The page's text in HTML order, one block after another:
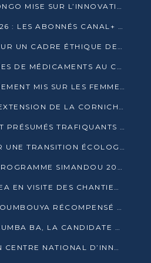
OSIANE 2026 : MTN CONGO MISE SUR L’INNOVATION POUR RELEVER LES DÉFIS AFRICAINS
COUPE DU MONDE 2026 : LES ABONNÉS CANAL+ AU CONGO DÉÇUS À QUELQUES JOURS DU COUP D’ENVOI
LE CONGO PLAIDE POUR UN CADRE ÉTHIQUE DE L’INTELLIGENCE ARTIFICIELLE À DAKAR
L’OMS REMET 25 TONNES DE MÉDICAMENTS AU CONGO POUR RENFORCER LA RIPOSTE AUX ÉPIDÉMIES
ZLECAF : LE GOUVERNEMENT MIS SUR LES FEMMES ENTREPRENEURES
LA BADEA FINANCE L’EXTENSION DE LA CORNICHE SUD DE BRAZZAVILLE
CUVETTE-OUEST : SEPT PRÉSUMÉS TRAFIQUANTS DE FAUNE INTERPELLÉS À EWO ET KELLÉ
LA SNPC PLAIDE POUR UNE TRANSITION ÉCOLOGIQUE PROGRESSIVE
CONGO-GUINÉE : LE PROGRAMME SIMANDOU 2040 AU CŒUR DES ÉCHANGES À LA BAD
LE CONGO ET LA BADEA EN VISITE DES CHANTIERS
BAD 2026 : MAMADI DOUMBOUYA RÉCOMPENSÉ PAR LE TROPHÉE BABACAR NDIAYE À BRAZZAVILLE
ÉLECTION À L’OIF : COUMBA BA, LA CANDIDATE DISCRÈTE QUI BOUSCULE LE JEU DIPLOMATIQUE
LE CONGO LANCE SON CENTRE NATIONAL D’INNOVATION